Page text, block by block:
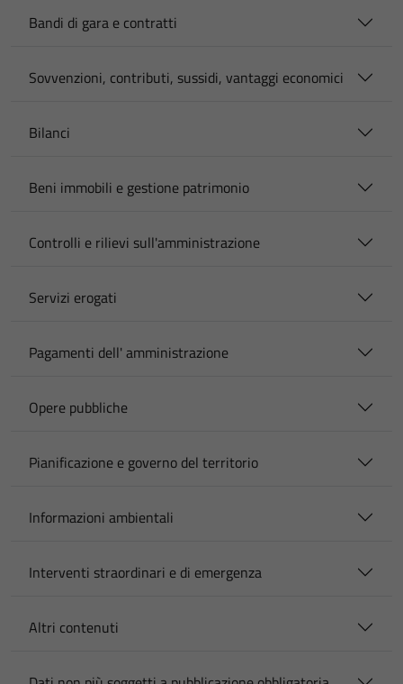
Bandi di gara e contratti
Sovvenzioni, contributi, sussidi, vantaggi economici
Bilanci
Beni immobili e gestione patrimonio
Controlli e rilievi sull'amministrazione
Servizi erogati
Pagamenti dell' amministrazione
Opere pubbliche
Pianificazione e governo del territorio
Informazioni ambientali
Interventi straordinari e di emergenza
Altri contenuti